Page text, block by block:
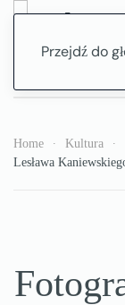
Przejdź do
Home Kultura
Lesława